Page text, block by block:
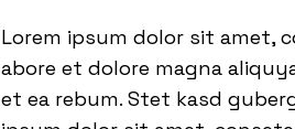
Lorem ipsum dolor sit amet,
abore et dolore magna
et ea rebum. Stet kasd